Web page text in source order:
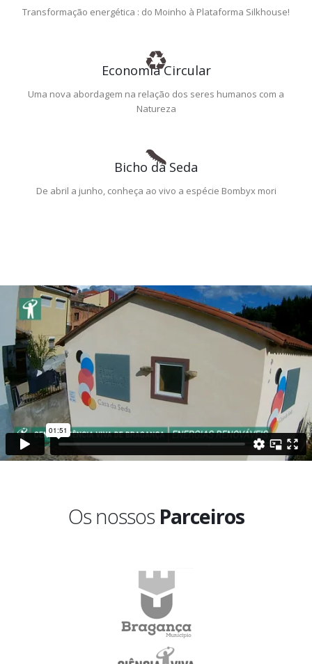
Transformação energética : do Moinho à Plataforma Silkhouse!
Economia Circular
Uma nova abordagem na relação dos seres humanos com a
Natureza
Bicho da Seda
De abril a junho, conheça ao vivo a espécie Bombyx mori
Os nossos Parceiros